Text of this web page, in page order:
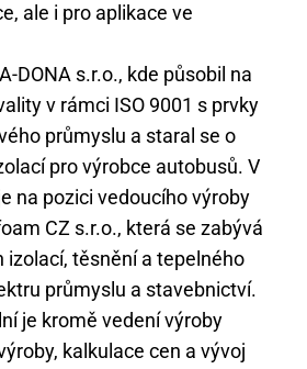
ale i pro aplikace ve
DONA s.r.o., kde působil na
v rámci ISO 9001 s prvky
průmyslu a staral se o
pro výrobce autobusů. V
na pozici vedoucího výroby
CZ s.r.o., která se zabývá
izolací, těsnění a tepelného
průmyslu a stavebnictví.
je kromě vedení výroby
kalkulace cen a vývoj